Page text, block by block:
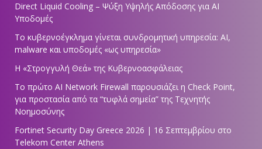
Direct Liquid Cooling – Ψύξη Υψηλής Απόδοσης για AI
Υποδομές
Το κυβερνοέγκλημα γίνεται συνδρομητική υπηρεσία: AI,
malware και υποδομές «ως υπηρεσία»
Η «Στρογγυλή Θεά» της Κυβερνοασφάλειας
Tο πρώτο AI Network Firewall παρουσιάζει η Check Point,
για προστασία από τα “τυφλά σημεία” της Τεχνητής
Νοημοσύνης
Fortinet Security Day Greece 2026 | 16 Σεπτεμβρίου στο
Telekom Center Athens